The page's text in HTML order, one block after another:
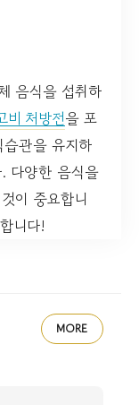
음식을 섭취하
비 처방전을 포
관을 유지하
다양한 음식을
이 중요합니
니다!
MORE